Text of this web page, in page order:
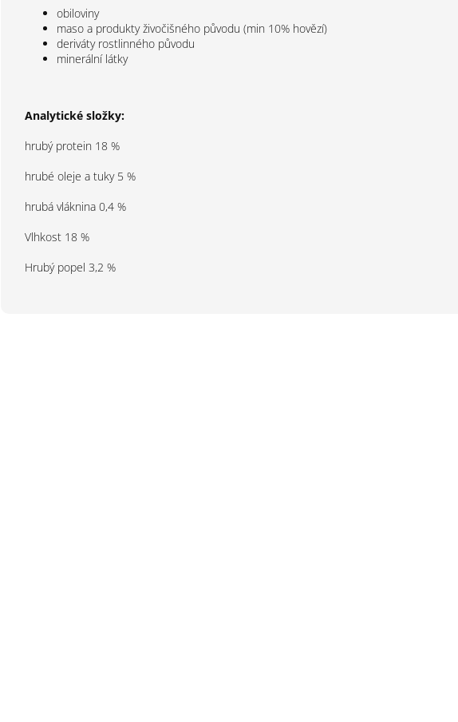
obiloviny
maso a produkty živočišného původu (min 10% hovězí)
deriváty rostlinného původu
minerální látky
Analytické složky:
hrubý protein 18 %
hrubé oleje a tuky 5 %
hrubá vláknina 0,4 %
Vlhkost 18 %
Hrubý popel 3,2 %